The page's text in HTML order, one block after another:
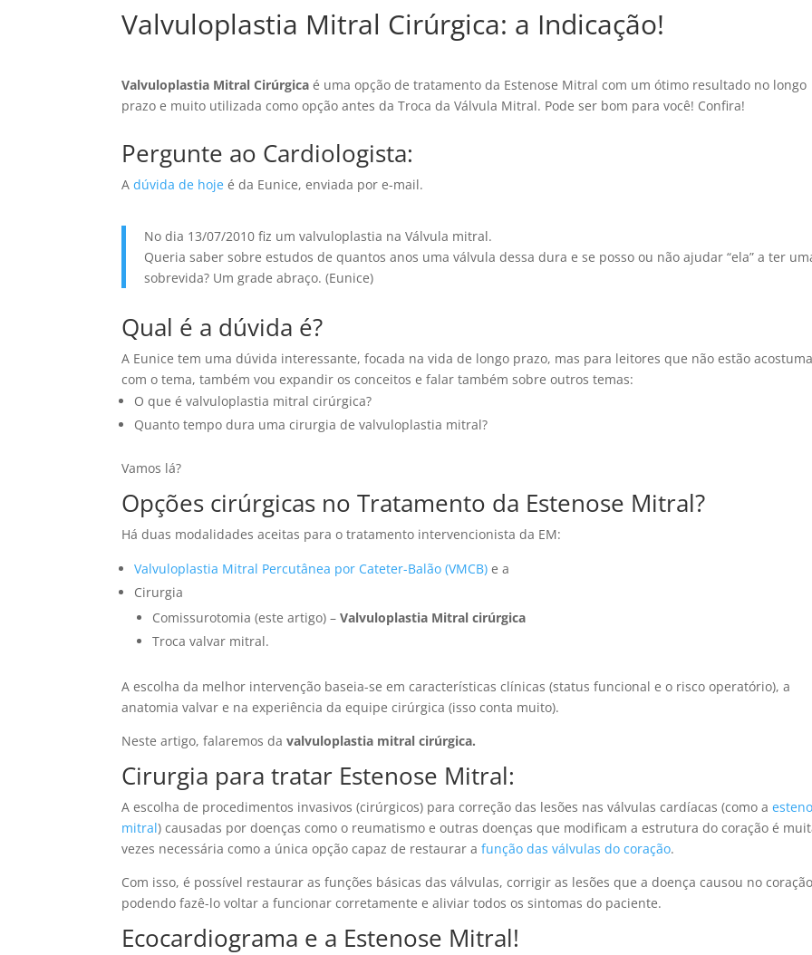
Valvuloplastia Mitral Cirúrgica: a Indicação!
Valvuloplastia Mitral Cirúrgica é uma opção de tratamento da Estenose Mitral com um ótimo resultado no longo
prazo e muito utilizada como opção antes da Troca da Válvula Mitral. Pode ser bom para você! Confira!
Pergunte ao Cardiologista:
Adúvida de hoje é da Eunice, enviada por e-mail.
No dia 13/07/2010 fiz um valvuloplastia na Válvula mitral.
Queria saber sobre estudos de quantos anos uma válvula dessadura e se posso ou não ajudar “ela” a ter
sobrevida? Um grade abraço. (Eunice)
Qual é a dúvida é?
A Eunice tem uma dúvida interessante, focada na vida de longo prazo, mas para leitores que não estão
com o tema, também vou expandir os conceitos e falar também sobre outros temas:
O que é valvuloplastia mitral cirúrgica?
Quanto tempo dura uma cirurgia de valvuloplastia mitral?
Vamos lá?
Opções cirúrgicas no Tratamento da Estenose Mitral?
Há duas modalidades aceitas para o tratamento intervencionista da EM:
Valvuloplastia Mitral Percutânea por Cateter-Balão (VMCB) e a
Cirurgia
Comissurotomia (este artigo) –Valvuloplastia Mitral cirúrgica
Troca valvar mitral.
A escolha da melhor intervenção baseia-se em características clínicas (status funcional e o risco operatório), a
anatomia valvar e na experiência da equipe cirúrgica (isso conta muito).
Neste artigo, falaremos davalvuloplastia mitral cirúrgica.
Cirurgia para tratar Estenose Mitral:
A escolha de procedimentos invasivos (cirúrgicos) para correção das lesões nas válvulas cardíacas (como a
mitral) causadas por doenças como o reumatismo e outras doenças que modificam a estrutura do coração é
vezes necessária como a única opção capaz de restaurar afunção das válvulas do coração.
Com isso, é possível restaurar as funções básicas das válvulas, corrigir as lesões que a doença causou no
podendo fazê-lo voltar a funcionar corretamente e aliviar todos os sintomas do paciente.
Ecocardiograma e a Estenose Mitral!